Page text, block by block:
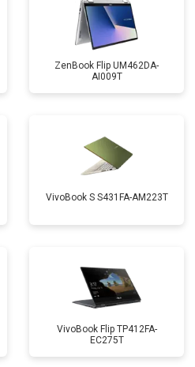
ZenBook Flip UM462DA-
AI009T
VivoBook S S431FA-AM223T
VivoBook Flip TP412FA-
EC275T